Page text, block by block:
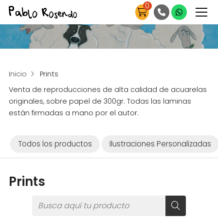
0
Inicio
Prints
Venta de reproducciones de alta calidad de acuarelas
originales, sobre papel de 300gr. Todas las laminas
están firmadas a mano por el autor.
Todos los productos Ilustraciones Personalizadas
Prints